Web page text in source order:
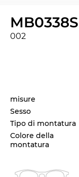
MB0338S
002
misure
Sesso
Tipo di montatura
Colore della
montatura